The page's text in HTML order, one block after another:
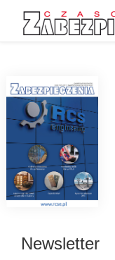
Newsletter